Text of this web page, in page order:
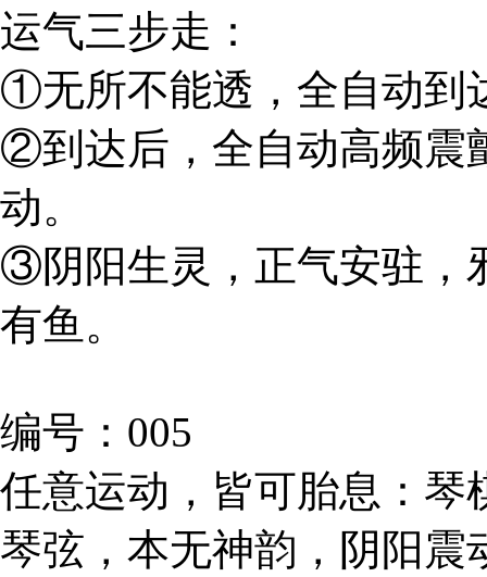
运气三步走：
①无所不能透，全自动到
②到达后，全自动高频震
动。
③阴阳生灵，正气安驻，
有鱼。
编号：005
任意运动，皆可胎息：琴
琴弦，本无神韵，阴阳震